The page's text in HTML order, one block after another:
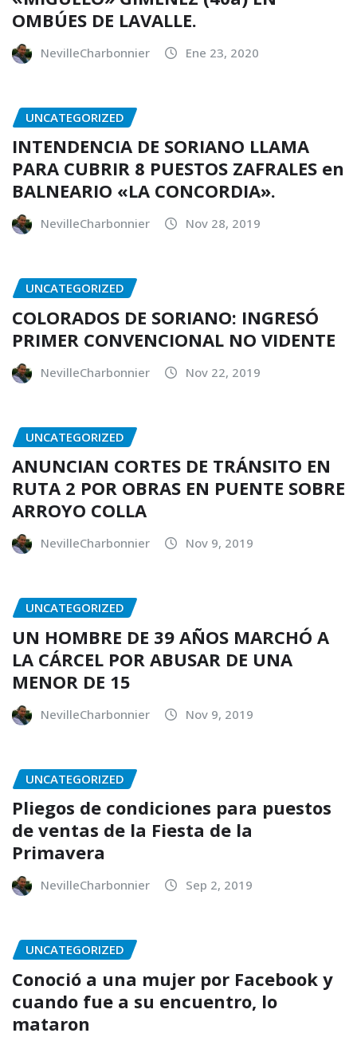
OMBÚES DE LAVALLE.
NevilleCharbonnier Ene 23, 2020
UNCATEGORIZED
INTENDENCIA DE SORIANO LLAMA
PARA CUBRIR 8 PUESTOS ZAFRALES en
BALNEARIO «LA CONCORDIA».
NevilleCharbonnier Nov 28, 2019
UNCATEGORIZED
COLORADOS DE SORIANO: INGRESÓ
PRIMER CONVENCIONAL NO VIDENTE
NevilleCharbonnier Nov 22, 2019
UNCATEGORIZED
ANUNCIAN CORTES DE TRÁNSITO EN
RUTA 2 POR OBRAS EN PUENTE SOBRE
ARROYO COLLA
NevilleCharbonnier Nov 9, 2019
UNCATEGORIZED
UN HOMBRE DE 39 AÑOS MARCHÓ A
LA CÁRCEL POR ABUSAR DE UNA
MENOR DE 15
NevilleCharbonnier Nov 9, 2019
UNCATEGORIZED
Pliegos de condiciones para puestos
de ventas de la Fiesta de la
Primavera
NevilleCharbonnier Sep 2, 2019
UNCATEGORIZED
Conoció a una mujer por Facebook y
cuando fue a su encuentro, lo
mataron